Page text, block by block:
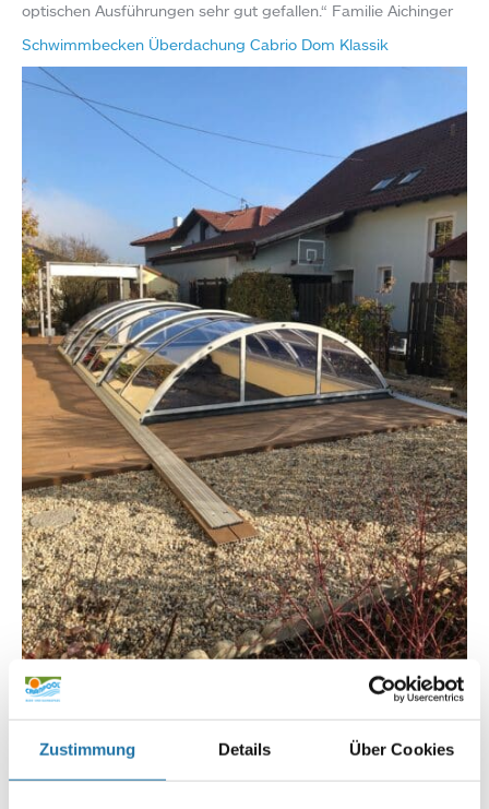
Zustimmung Details Über Cookies
optischen Ausführungen sehr gut gefallen.“ Familie Aichinger
Schwimmbecken Überdachung Cabrio Dom Klassik
Schwimmbad Überdachung Cabrio Dom Klassik
Infoline:
DE: 089 / 451 08 93